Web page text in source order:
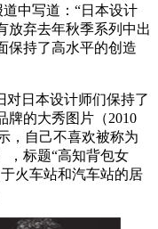
中写道：“日本设计
放弃去年秋季系列中出
保持了高水平的创造
日本设计师们保持了
牌的大秀图片（2010
，自己不喜欢被称为
，标题“高知背包女
火车站和汽车站的居